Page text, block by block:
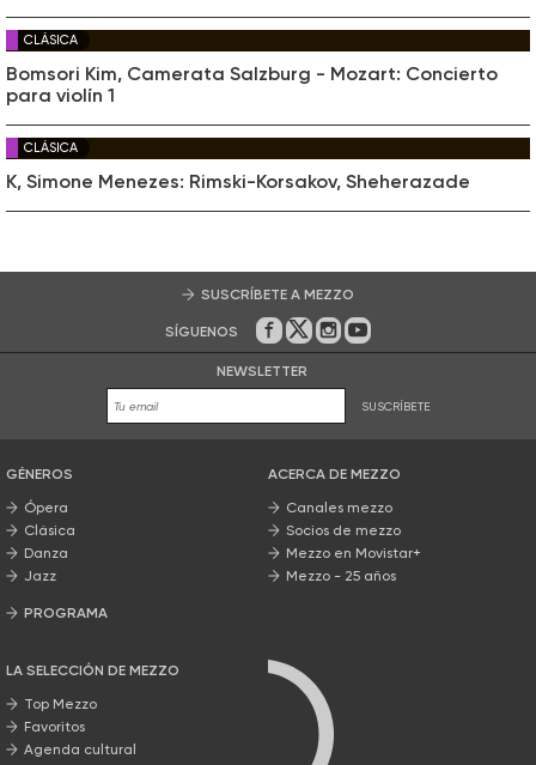
CLÁSICA
Bomsori Kim, Camerata Salzburg - Mozart: Concierto
para violín 1
CLÁSICA
K, Simone Menezes: Rimski-Korsakov, Sheherazade
SUSCRÍBETE A MEZZO
SÍGUENOS En Facebook
En Twitter
En Instagram
En Youtube
NEWSLETTER
SUSCRÍBETE
GÉNEROS
Ópera
Clásica
Danza
Jazz
PROGRAMA
LA SELECCIÓN DE MEZZO
Top Mezzo
Favoritos
Agenda cultural
ACERCA DE MEZZO
Canales mezzo
Socios de mezzo
Mezzo en Movistar+
Mezzo - 25 años